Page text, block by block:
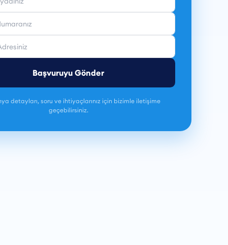
Başvuruyu Gönder
detayları, soru ve ihtiyaçlarınız için bizimle iletişime
geçebilirsiniz.